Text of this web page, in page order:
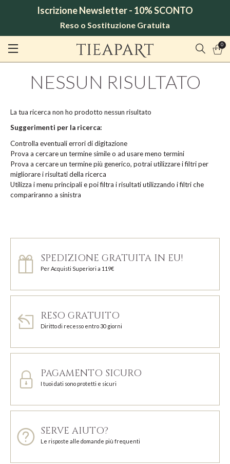
Iscrizione Newsletter - 10% SCONTO
Reso o Sostituzione Gratuita
0
NESSUN RISULTATO
La tua ricerca non ho prodotto nessun risultato
Suggerimenti per la ricerca:
Controlla eventuali errori di digitazione
Prova a cercare un termine simile o ad usare meno termini
Prova a cercare un termine più generico, potrai utilizzare i filtri per
migliorare i risultati della ricerca
Utilizza i menu principali e poi filtra i risultati utilizzando i filtri che
compariranno a sinistra
SPEDIZIONE GRATUITA IN EU!
Per Acquisti Superiori a 119€
RESO GRATUITO
Diritto di recesso entro 30 giorni
PAGAMENTO SICURO
I tuoi dati sono protetti e sicuri
SERVE AIUTO?
Le risposte alle domande più frequenti